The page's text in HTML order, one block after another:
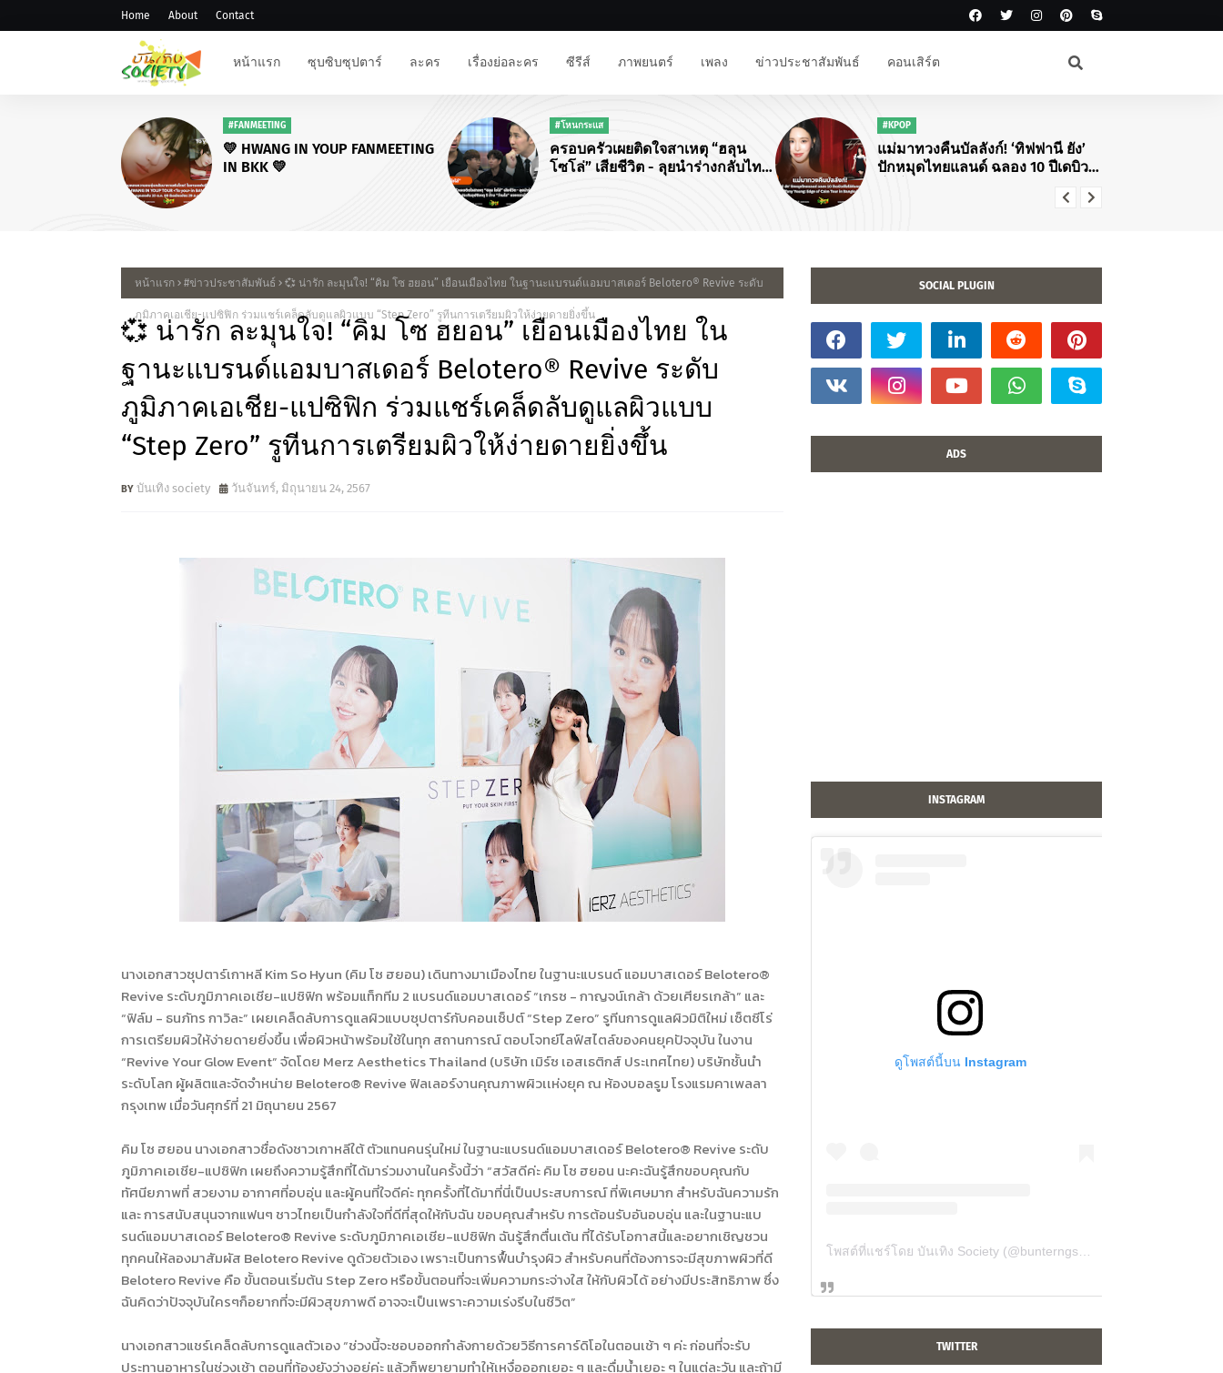
Home About Contact
หน้าแรก ซุบซิบซุปตาร์ ละคร เรื่องย่อละคร ซีรีส์ ภาพยนตร์ เพลง ข่าวประชาสัมพันธ์ คอนเสิร์ต
#FANMEETING
💛 HWANG IN YOUP FANMEETING
IN BKK 💛
#โหนกระแส
ครอบครัวเผยติดใจสาเหตุ “ฮลุน
โซโล่” เสียชีวิต - ลุยนำร่างกลับไทย
#KPOP
แม่มาทวงคืนบัลลังก์! ‘ทิฟฟานี ยัง’
ปักหมุดไทยแลนด์ ฉลอง 10 ปีเดบิวต์
หน้าแรก #ข่าวประชาสัมพันธ์ 💞 น่ารัก ละมุนใจ! “คิม โซ ฮยอน” เยือนเมืองไทย ในฐานะแบรนด์แอมบาสเดอร์ Belotero® Revive ระดับ
ภูมิภาคเอเชีย-แปซิฟิก ร่วมแชร์เคล็ดลับดูแลผิวแบบ “Step Zero” รูทีนการเตรียมผิวให้ง่ายดายยิ่งขึ้น
💞 น่ารัก ละมุนใจ! “คิม โซ ฮยอน” เยือนเมืองไทย ใน
ฐานะแบรนด์แอมบาสเดอร์ Belotero® Revive ระดับ
ภูมิภาคเอเชีย-แปซิฟิก ร่วมแชร์เคล็ดลับดูแลผิวแบบ
“Step Zero” รูทีนการเตรียมผิวให้ง่ายดายยิ่งขึ้น
บันเทิง society วันจันทร์, มิถุนายน 24, 2567
นางเอกสาวซุปตาร์เกาหลี Kim So Hyun (คิม โซ ฮยอน) เดินทางมาเมืองไทย ในฐานะแบรนด์ แอมบาสเดอร์ Belotero®
Revive ระดับภูมิภาคเอเชีย-แปซิฟิก พร้อมแท็กทีม 2 แบรนด์แอมบาสเดอร์ “เกรซ - กาญจน์เกล้า ด้วยเศียรเกล้า” และ
“ฟิล์ม - ธนภัทร กาวิละ” เผยเคล็ดลับการดูแลผิวแบบซุปตาร์กับคอนเซ็ปต์ “Step Zero” รูทีนการดูแลผิวมิติใหม่ เซ็ตซีโร่
การเตรียมผิวให้ง่ายดายยิ่งขึ้น เพื่อผิวหน้าพร้อมใช้ในทุก สถานการณ์ ตอบโจทย์ไลฟ์สไตล์ของคนยุคปัจจุบัน ในงาน
“Revive Your Glow Event” จัดโดย Merz Aesthetics Thailand (บริษัท เมิร์ซ เอสเธติกส์ ประเทศไทย) บริษัทชั้นนำ
ระดับโลก ผู้ผลิตและจัดจำหน่าย Belotero® Revive ฟิลเลอร์งานคุณภาพผิวเเห่งยุค ณ ห้องบอลรูม โรงแรมคาเพลลา
กรุงเทพ เมื่อวันศุกร์ที่ 21 มิถุนายน 2567
คิม โซ ฮยอน นางเอกสาวชื่อดังชาวเกาหลีใต้ ตัวแทนคนรุ่นใหม่ ในฐานะแบรนด์แอมบาสเดอร์ Belotero® Revive ระดับ
ภูมิภาคเอเชีย-แปซิฟิก เผยถึงความรู้สึกที่ได้มาร่วมงานในครั้งนี้ว่า “สวัสดีค่ะ คิม โซ ฮยอน นะคะฉันรู้สึกขอบคุณกับ
ทัศนียภาพที่ สวยงาม อากาศที่อบอุ่น และผู้คนที่ใจดีค่ะ ทุกครั้งที่ได้มาที่นี่เป็นประสบการณ์ ที่พิเศษมาก สำหรับฉันความรัก
และ การสนับสนุนจากแฟนๆ ชาวไทยเป็นกำลังใจที่ดีที่สุดให้กับฉัน ขอบคุณสำหรับ การต้อนรับอันอบอุ่น และในฐานะแบ
รนด์แอมบาสเดอร์ Belotero® Revive ระดับภูมิภาคเอเชีย-แปซิฟิก ฉันรู้สึกตื่นเต้น ที่ได้รับโอกาสนี้และอยากเชิญชวน
ทุกคนให้ลองมาสัมผัส Belotero Revive ดูด้วยตัวเอง เพราะเป็นการฟื้นบำรุงผิว สำหรับคนที่ต้องการจะมีสุขภาพผิวที่ดี
Belotero Revive คือ ขั้นตอนเริ่มต้น Step Zero หรือขั้นตอนที่จะเพิ่มความกระจ่างใส ให้กับผิวได้ อย่างมีประสิทธิภาพ ซึ่ง
ฉันคิดว่าปัจจุบันใครๆก็อยากที่จะมีผิวสุขภาพดี อาจจะเป็นเพราะความเร่งรีบในชีวิต”
นางเอกสาวแชร์เคล็ดลับการดูแลตัวเอง “ช่วงนี้จะชอบออกกำลังกายด้วยวิธีการคาร์ดิโอในตอนเช้า ๆ ค่ะ ก่อนที่จะรับ
ประทานอาหารในช่วงเช้า ตอนที่ท้องยังว่างอยู่ค่ะ แล้วก็พยายามทำให้เหงื่อออกเยอะ ๆ และดื่มน้ำเยอะ ๆ ในแต่ละวัน และถ้ามี
SOCIAL PLUGIN
ADS
INSTAGRAM
ดูโพสต์นี้บน Instagram
TWITTER